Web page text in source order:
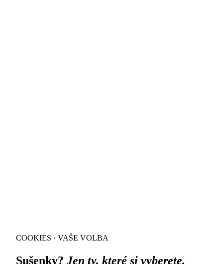
COOKIES · VAŠE VOLBA
Sušenky? Jen ty, které si vyberete.